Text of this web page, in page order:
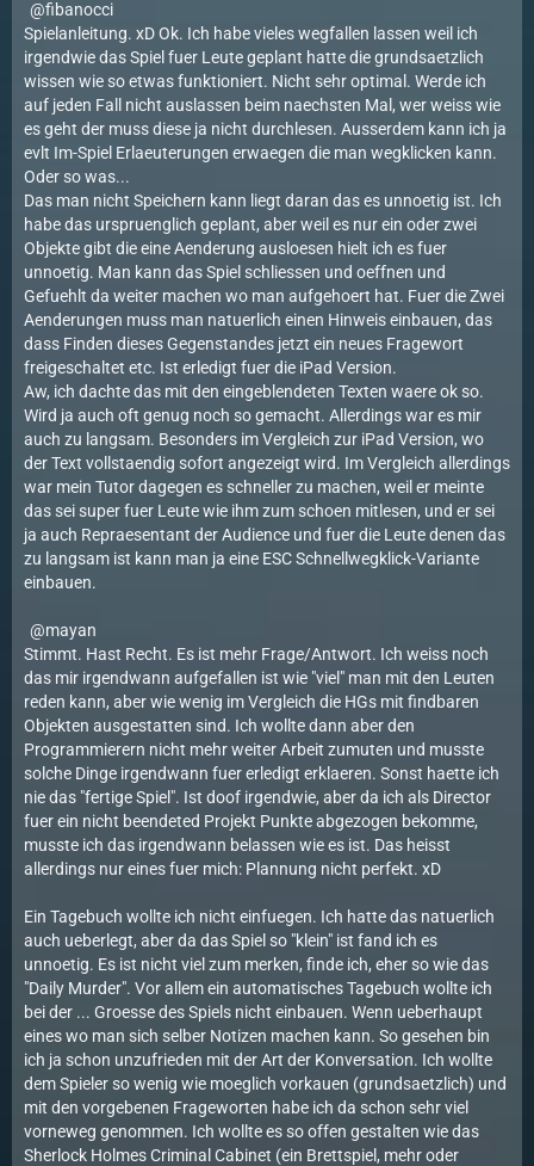
fibanocci
Spielanleitung. xD Ok. Ich habe vieles wegfallen lassen weil ich
irgendwie das Spiel fuer Leute geplant hatte die grundsaetzlich
wissen wie so etwas funktioniert. Nicht sehr optimal. Werde ich
auf jeden Fall nicht auslassen beim naechsten Mal, wer weiss wie
es geht der muss diese ja nicht durchlesen. Ausserdem kann ich ja
evlt Im-Spiel Erlaeuterungen erwaegen die man wegklicken kann.
Oder so was...
Das man nicht Speichern kann liegt daran das es unnoetig ist. Ich
habe das urspruenglich geplant, aber weil es nur ein oder zwei
Objekte gibt die eine Aenderung ausloesen hielt ich es fuer
unnoetig. Man kann das Spiel schliessen und oeffnen und
Gefuehlt da weiter machen wo man aufgehoert hat. Fuer die Zwei
Aenderungen muss man natuerlich einen Hinweis einbauen, das
dass Finden dieses Gegenstandes jetzt ein neues Fragewort
freigeschaltet etc. Ist erledigt fuer die iPad Version.
Aw, ich dachte das mit den eingeblendeten Texten waere ok so.
Wird ja auch oft genug noch so gemacht. Allerdings war es mir
auch zu langsam. Besonders im Vergleich zur iPad Version, wo
der Text vollstaendig sofort angezeigt wird. Im Vergleich allerdings
war mein Tutor dagegen es schneller zu machen, weil er meinte
das sei super fuer Leute wie ihm zum schoen mitlesen, und er sei
ja auch Repraesentant der Audience und fuer die Leute denen das
zu langsam ist kann man ja eine ESC Schnellwegklick-Variante
einbauen.
mayan
Stimmt. Hast Recht. Es ist mehr Frage/Antwort. Ich weiss noch
das mir irgendwann aufgefallen ist wie "viel" man mit den Leuten
reden kann, aber wie wenig im Vergleich die HGs mit findbaren
Objekten ausgestatten sind. Ich wollte dann aber den
Programmierern nicht mehr weiter Arbeit zumuten und musste
solche Dinge irgendwann fuer erledigt erklaeren. Sonst haette ich
nie das "fertige Spiel". Ist doof irgendwie, aber da ich als Director
fuer ein nicht beendeted Projekt Punkte abgezogen bekomme,
musste ich das irgendwann belassen wie es ist. Das heisst
allerdings nur eines fuer mich: Plannung nicht perfekt. xD
Ein Tagebuch wollte ich nicht einfuegen. Ich hatte das natuerlich
auch ueberlegt, aber da das Spiel so "klein" ist fand ich es
unnoetig. Es ist nicht viel zum merken, finde ich, eher so wie das
"Daily Murder". Vor allem ein automatisches Tagebuch wollte ich
bei der ... Groesse des Spiels nicht einbauen. Wenn ueberhaupt
eines wo man sich selber Notizen machen kann. So gesehen bin
ich ja schon unzufrieden mit der Art der Konversation. Ich wollte
dem Spieler so wenig wie moeglich vorkauen (grundsaetzlich) und
mit den vorgebenen Frageworten habe ich da schon sehr viel
vorneweg genommen. Ich wollte es so offen gestalten wie das
Sherlock Holmes Criminal Cabinet (ein Brettspiel, mehr oder